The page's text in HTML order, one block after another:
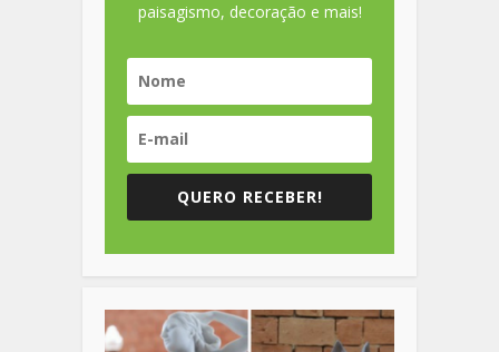
paisagismo, decoração e mais!
QUERO RECEBER!